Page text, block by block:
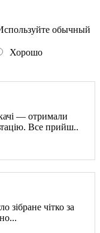
обычный
Хорошо
— отримали
Все прийш..
зібране чітко за